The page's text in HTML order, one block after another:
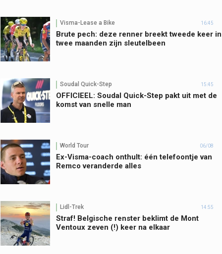
Visma-Lease a Bike 16:45
Brute pech: deze renner breekt tweede keer in
twee maanden zijn sleutelbeen
Soudal Quick-Step 15:45
OFFICIEEL: Soudal Quick-Step pakt uit met de
komst van snelle man
World Tour 06/08
Ex-Visma-coach onthult: één telefoontje van
Remco veranderde alles
Lidl-Trek 14:55
Straf! Belgische renster beklimt de Mont
Ventoux zeven (!) keer na elkaar